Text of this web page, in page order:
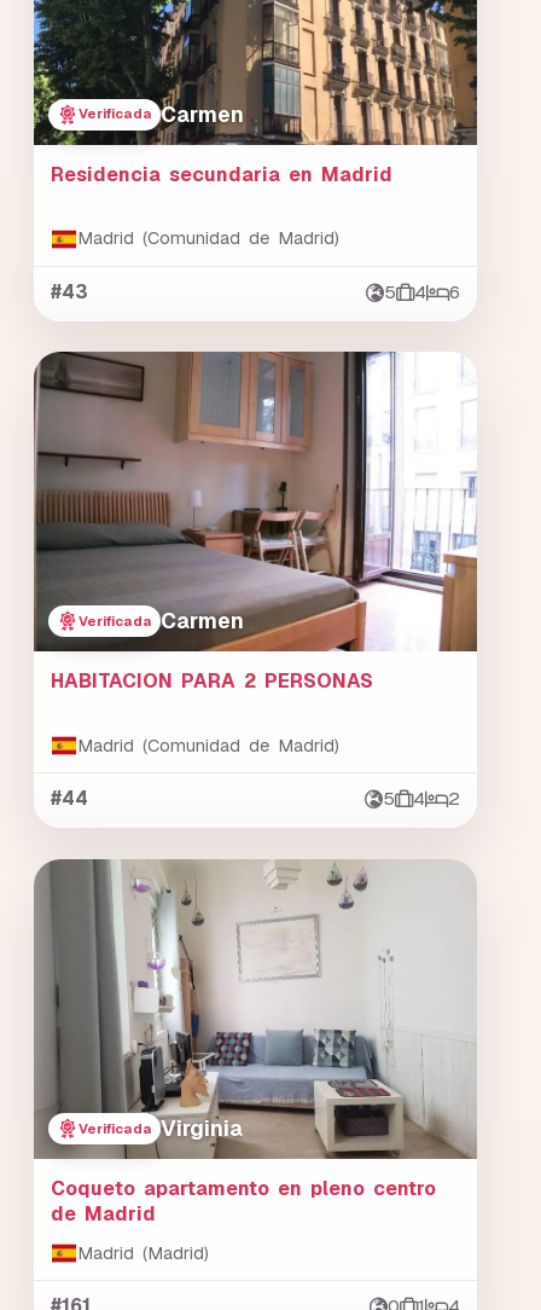
Verificada Carmen
Residencia secundaria en Madrid
Madrid (Comunidad de Madrid)
#43 5 4 6
Verificada Carmen
HABITACION PARA 2 PERSONAS
Madrid (Comunidad de Madrid)
#44 5 4 2
Verificada Virginia
Coqueto apartamento en pleno centro
de Madrid
Madrid (Madrid)